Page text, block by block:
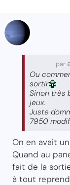
par
Ou
sortir
Sinon très
jeux.
Juste
7950
On en avait
Quand au
fait de la
à tout